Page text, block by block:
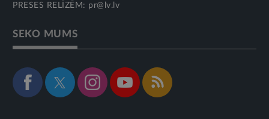
PRESES RELĪZĒM: pr@lv.lv
SEKO MUMS